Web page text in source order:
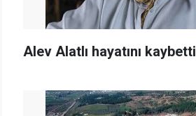
Alev Alatlı hayatını kaybetti